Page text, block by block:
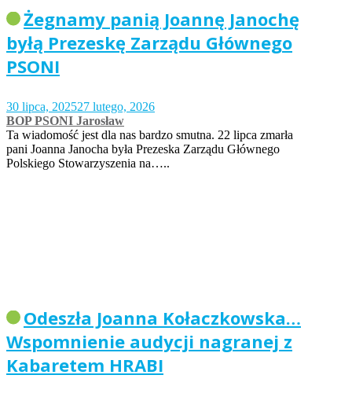
Żegnamy panią Joannę Janochę
byłą Prezeskę Zarządu Głównego
PSONI
30 lipca, 202527 lutego, 2026
BOP PSONI Jarosław
Ta wiadomość jest dla nas bardzo smutna. 22 lipca zmarła
pani Joanna Janocha była Prezeska Zarządu Głównego
Polskiego Stowarzyszenia na…..
Odeszła Joanna Kołaczkowska…
Wspomnienie audycji nagranej z
Kabaretem HRABI